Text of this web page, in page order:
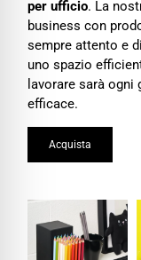
per ufficio. La
business con
sempre attento e
uno spazio
lavorare sarà
efficace.
Acquista